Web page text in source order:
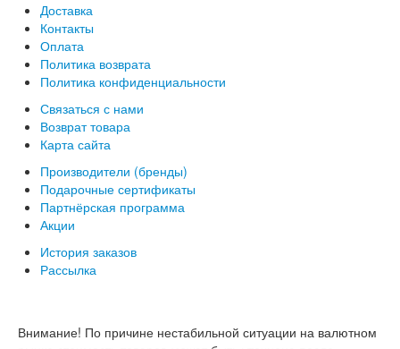
Доставка
Контакты
Оплата
Политика возврата
Политика конфиденциальности
Связаться с нами
Возврат товара
Карта сайта
Производители (бренды)
Подарочные сертификаты
Партнёрская программа
Акции
История заказов
Рассылка
Внимание! По причине нестабильной ситуации на валютном